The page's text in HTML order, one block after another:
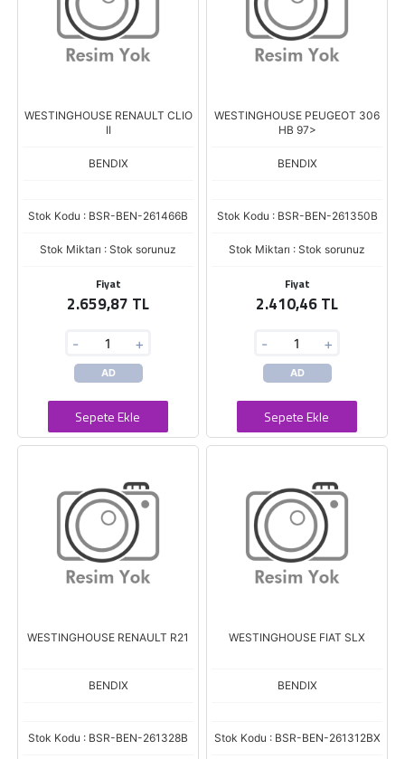
WESTINGHOUSE RENAULT CLIO
II
BENDIX
Stok Kodu : BSR-BEN-261466B
Stok Miktarı : Stok sorunuz
Fiyat
2.659,87 TL
- +
AD
Sepete Ekle
WESTINGHOUSE PEUGEOT 306
HB 97>
BENDIX
Stok Kodu : BSR-BEN-261350B
Stok Miktarı : Stok sorunuz
Fiyat
2.410,46 TL
- +
AD
Sepete Ekle
WESTINGHOUSE RENAULT R21
BENDIX
Stok Kodu : BSR-BEN-261328B
WESTINGHOUSE FIAT SLX
BENDIX
Stok Kodu : BSR-BEN-261312BX